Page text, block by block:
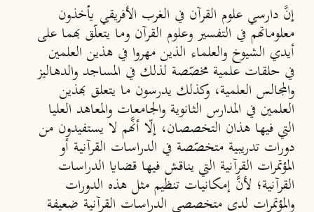
إنَّ دارسي علوم القرآن في الغرب الأفريقي يأخذون
معلوماتهم في التفسير وعلوم القرآن وما يتعلّق بهما على
أيدي الشيوخ والعلماء الذين مهروا في هذين العلمين
في حلقات علمية مخصّصة لذلك في المساجد والدهاليز
والمجالس العلمية، وكذلك يدرسون ما يتعلق بهذين
العلمين في المدارس الثانوية والجامعات والمعاهد العليا
التي فيها هذان التخصصان، إلّا أنَّهم لا يستفيدون من
دورات تدريبية متخصّصة في الدراسات القرآنية أو
المؤتمرات القرآنية التي يناقش فيها قضايا الدراسات
القرآنية؛ لأنَّ إمكانيات تنظيم مثل هذه الدورات
والمؤتمرات لدى متخصصي الدراسات القرآنية ضعيفة